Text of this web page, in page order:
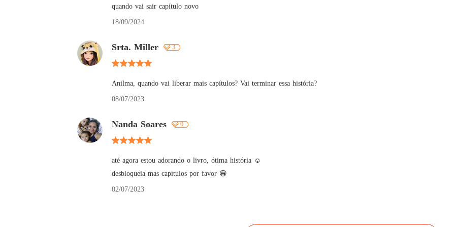
quando vai sair capítulo novo
18/09/2024
Srta. Miller 3
Anilma, quando vai liberar mais capítulos? Vai terminar essa história?
08/07/2023
Nanda Soares 0
até agora estou adorando o livro, ótima história ☺️
desbloqueia mas capítulos por favor 😁
02/07/2023